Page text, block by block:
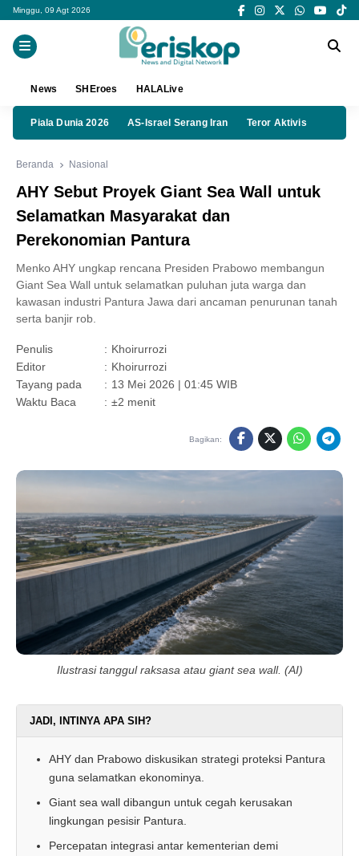
Minggu, 09 Agt 2026
News SHEroes HALALive
Piala Dunia 2026 AS-Israel Serang Iran Teror Aktivis
Beranda Nasional
AHY Sebut Proyek Giant Sea Wall untuk
Selamatkan Masyarakat dan
Perekonomian Pantura
Menko AHY ungkap rencana Presiden Prabowo membangun
Giant Sea Wall untuk selamatkan puluhan juta warga dan
kawasan industri Pantura Jawa dari ancaman penurunan tanah
serta banjir rob.
Penulis : Khoirurrozi
Editor
: Khoirurrozi
Tayang pada
: 13 Mei 2026 | 01:45 WIB
Waktu Baca
: ±2 menit
Bagikan:
Ilustrasi tanggul raksasa atau giant sea wall. (AI)
JADI, INTINYA APA SIH?
AHY dan Prabowo diskusikan strategi proteksi Pantura
guna selamatkan ekonominya.
Giant sea wall dibangun untuk cegah kerusakan
lingkungan pesisir Pantura.
Percepatan integrasi antar kementerian demi